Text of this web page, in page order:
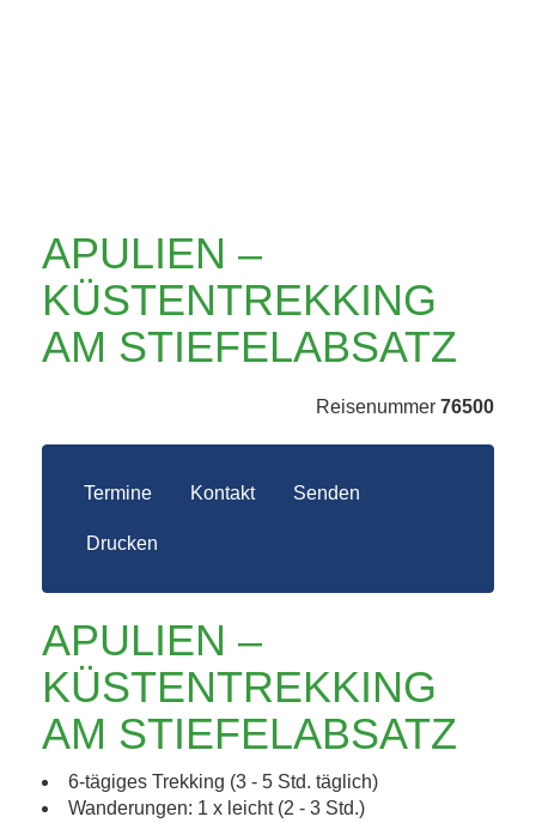
APULIEN –
KÜSTENTREKKING
AM STIEFELABSATZ
Reisenummer 76500
Termine Kontakt Senden
Drucken
APULIEN –
KÜSTENTREKKING
AM STIEFELABSATZ
6-tägiges Trekking (3 - 5 Std. täglich)
Wanderungen: 1 x leicht (2 - 3 Std.)